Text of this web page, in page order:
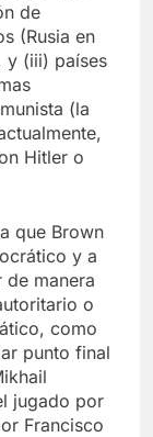
de
(Rusia en
y (iii) países
(la
Hitler o
que Brown
y a
manera
o
como
punto final
jugado por
Francisco